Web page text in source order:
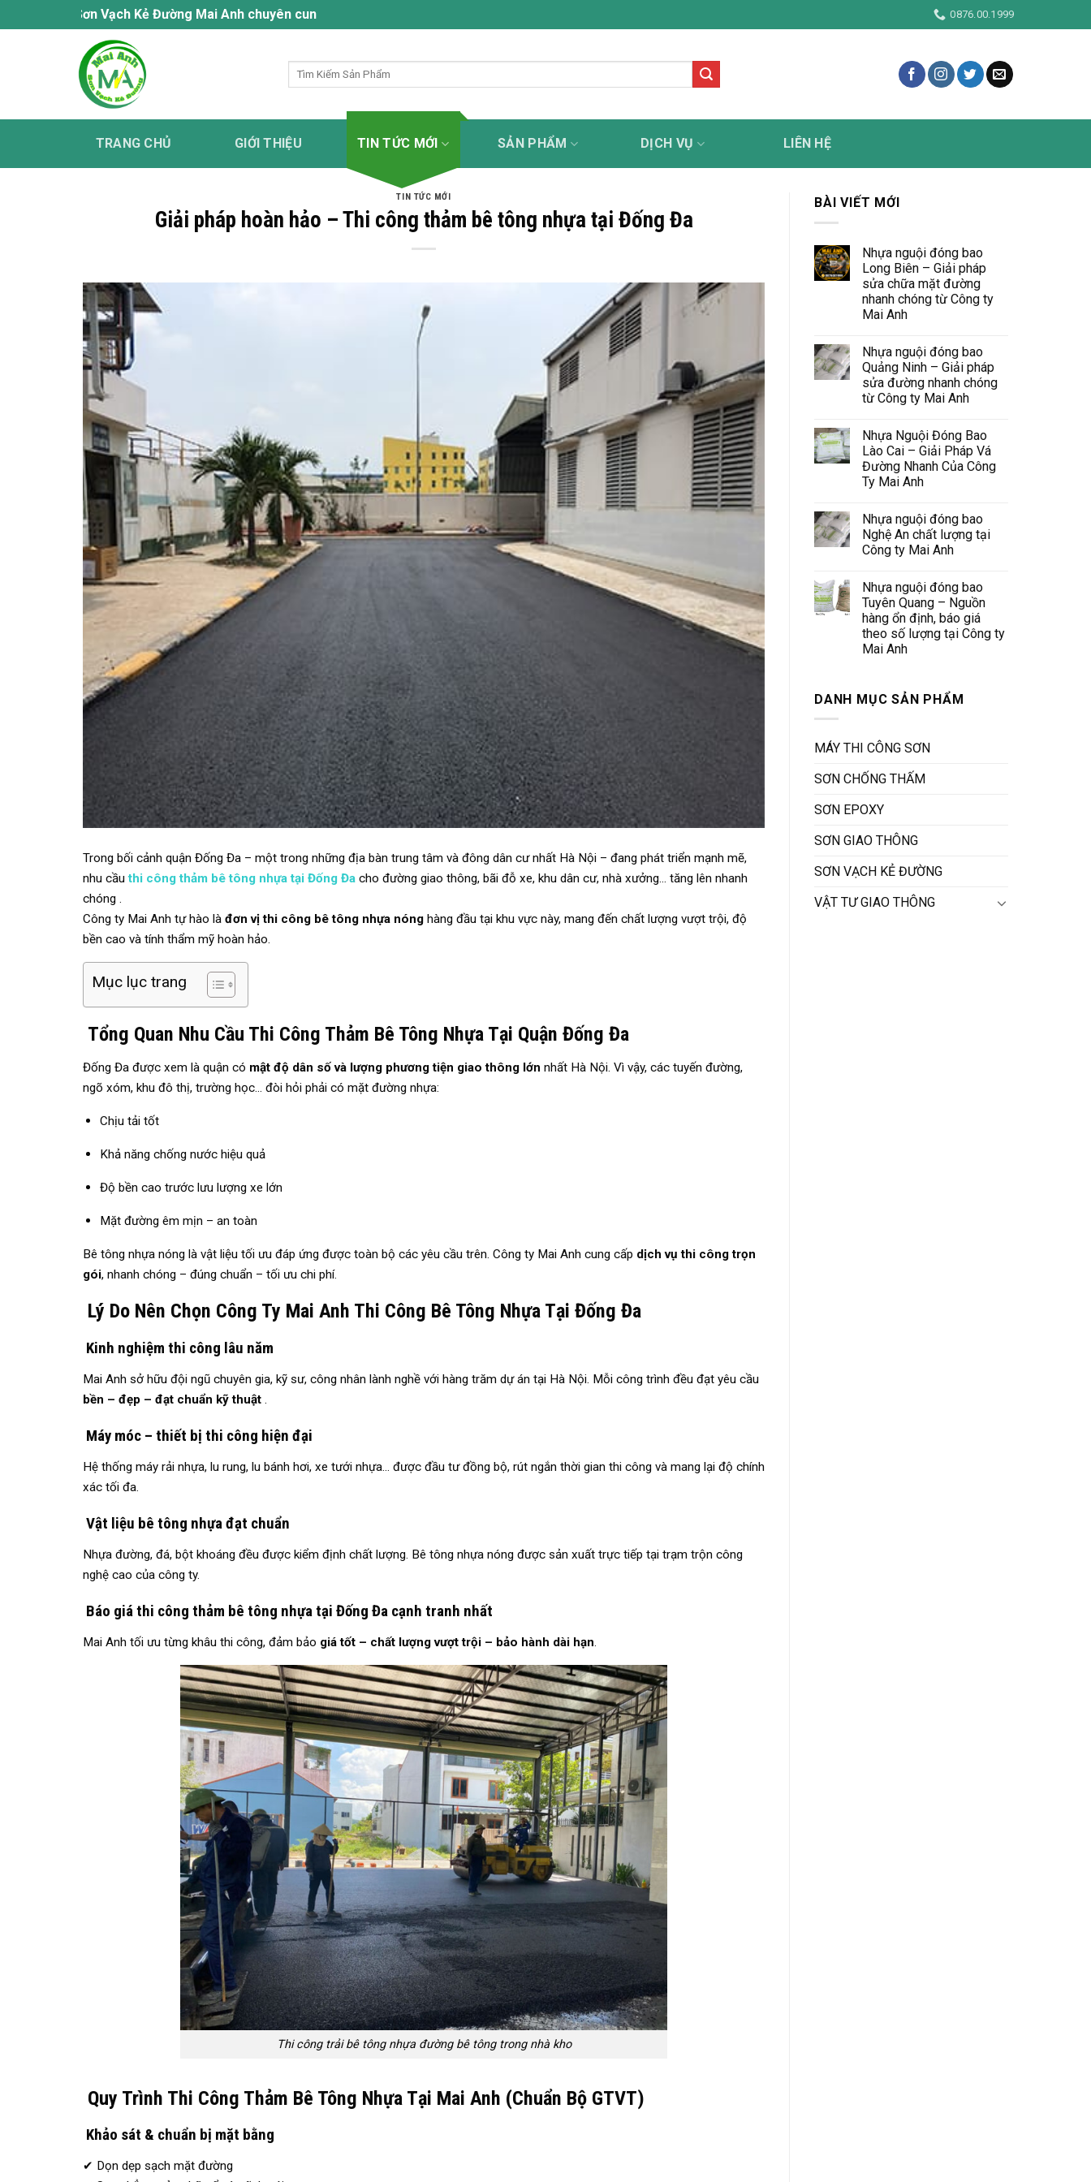
qua
Sơn Vạch Kẻ Đường Mai Anh chuyên cung cấp dịch vụ sơn kẻ đường uy tín - tận tâm - chuyên nghiệp - trách nhiệm 0876.00.1999
Tìm
TRANG CHỦ GIỚI THIỆU TIN TỨC MỚI SẢN PHẨM DỊCH VỤ LIÊN HỆ
TIN TỨC MỚI
Giải pháp hoàn hảo – Thi công thảm bê tông nhựa tại Đống Đa
Trong bối cảnh quận Đống Đa – một trong những địa bàn trung tâm và đông dân cư nhất Hà Nội – đang phát triển mạnh mẽ,
nhu cầuthi công thảm bê tông nhựa tại Đống Đa cho đường giao thông, bãi đỗ xe, khu dân cư, nhà xưởng… tăng lên nhanh
chóng .
Công ty Mai Anh tự hào là đơn vị thi công bê tông nhựa nóng hàng đầu tại khu vực này, mang đến chất lượng vượt trội, độ
bền cao và tính thẩm mỹ hoàn hảo.
Mục lục trang
Tổng Quan Nhu Cầu Thi Công Thảm Bê Tông Nhựa Tại Quận Đống Đa
Đống Đa được xem là quận có mật độ dân số và lượng phương tiện giao thông lớn nhất Hà Nội. Vì vậy, các tuyến đường,
ngõ xóm, khu đô thị, trường học… đòi hỏi phải có mặt đường nhựa:
Chịu tải tốt
Khả năng chống nước hiệu quả
Độ bền cao trước lưu lượng xe lớn
Mặt đường êm mịn – an toàn
Bê tông nhựa nóng là vật liệu tối ưu đáp ứng được toàn bộ các yêu cầu trên. Công ty Mai Anh cung cấp dịch vụ thi công trọn
gói, nhanh chóng – đúng chuẩn – tối ưu chi phí.
Lý Do Nên Chọn Công Ty Mai Anh Thi Công Bê Tông Nhựa Tại Đống Đa
Kinh nghiệm thi công lâu năm
Mai Anh sở hữu đội ngũ chuyên gia, kỹ sư, công nhân lành nghề với hàng trăm dự án tại Hà Nội. Mỗi công trình đều đạt yêu cầu
bền – đẹp – đạt chuẩn kỹ thuật .
Máy móc – thiết bị thi công hiện đại
Hệ thống máy rải nhựa, lu rung, lu bánh hơi, xe tưới nhựa… được đầu tư đồng bộ, rút ngắn thời gian thi công và mang lại độ chính
xác tối đa.
Vật liệu bê tông nhựa đạt chuẩn
Nhựa đường, đá, bột khoáng đều được kiểm định chất lượng. Bê tông nhựa nóng được sản xuất trực tiếp tại trạm trộn công
nghệ cao của công ty.
Báo giá thi công thảm bê tông nhựa tại Đống Đa cạnh tranh nhất
Mai Anh tối ưu từng khâu thi công, đảm bảo giá tốt – chất lượng vượt trội – bảo hành dài hạn.
Thi công trải bê tông nhựa đường bê tông trong nhà kho
Quy Trình Thi Công Thảm Bê Tông Nhựa Tại Mai Anh (Chuẩn Bộ GTVT)
Khảo sát & chuẩn bị mặt bằng
✔ Dọn dẹp sạch mặt đường
BÀI VIẾT MỚI
Nhựa nguội đóng bao
Long Biên – Giải pháp
sửa chữa mặt đường
nhanh chóng từ Công ty
Mai Anh
Nhựa nguội đóng bao
Quảng Ninh – Giải pháp
sửa đường nhanh chóng
từ Công ty Mai Anh
Nhựa Nguội Đóng Bao
Lào Cai – Giải Pháp Vá
Đường Nhanh Của Công
Ty Mai Anh
Nhựa nguội đóng bao
Nghệ An chất lượng tại
Công ty Mai Anh
Nhựa nguội đóng bao
Tuyên Quang – Nguồn
hàng ổn định, báo giá
theo số lượng tại Công ty
Mai Anh
DANH MỤC SẢN PHẨM
MÁY THI CÔNG SƠN
SƠN CHỐNG THẤM
SƠN EPOXY
SƠN GIAO THÔNG
SƠN VẠCH KẺ ĐƯỜNG
VẬT TƯ GIAO THÔNG